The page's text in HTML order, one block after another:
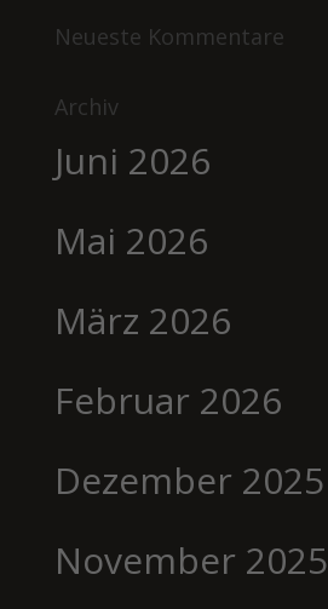
Neueste Kommentare
Archiv
Juni 2026
Mai 2026
März 2026
Februar 2026
Dezember 2025
November 2025